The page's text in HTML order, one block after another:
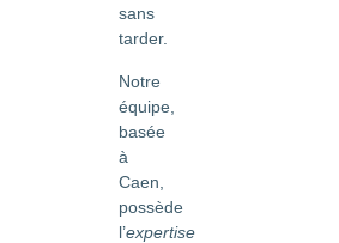
sans
tarder.
Notre
équipe,
basée
à
Caen,
possède
l’expertise